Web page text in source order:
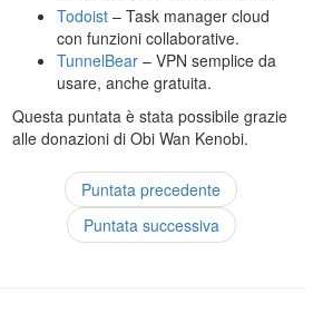
Todoist – Task manager cloud
con funzioni collaborative.
TunnelBear – VPN semplice da
usare, anche gratuita.
Questa puntata è stata possibile grazie
alle donazioni di Obi Wan Kenobi.
Puntata precedente
Puntata successiva